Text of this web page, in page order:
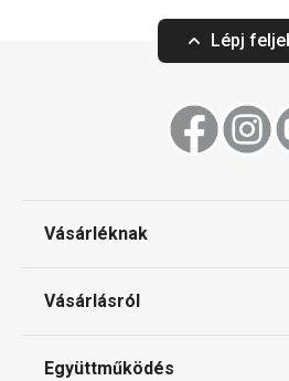
Lépj
Vásárléknak
Gyakori kérdések
Vásárlásról
Együttműködés